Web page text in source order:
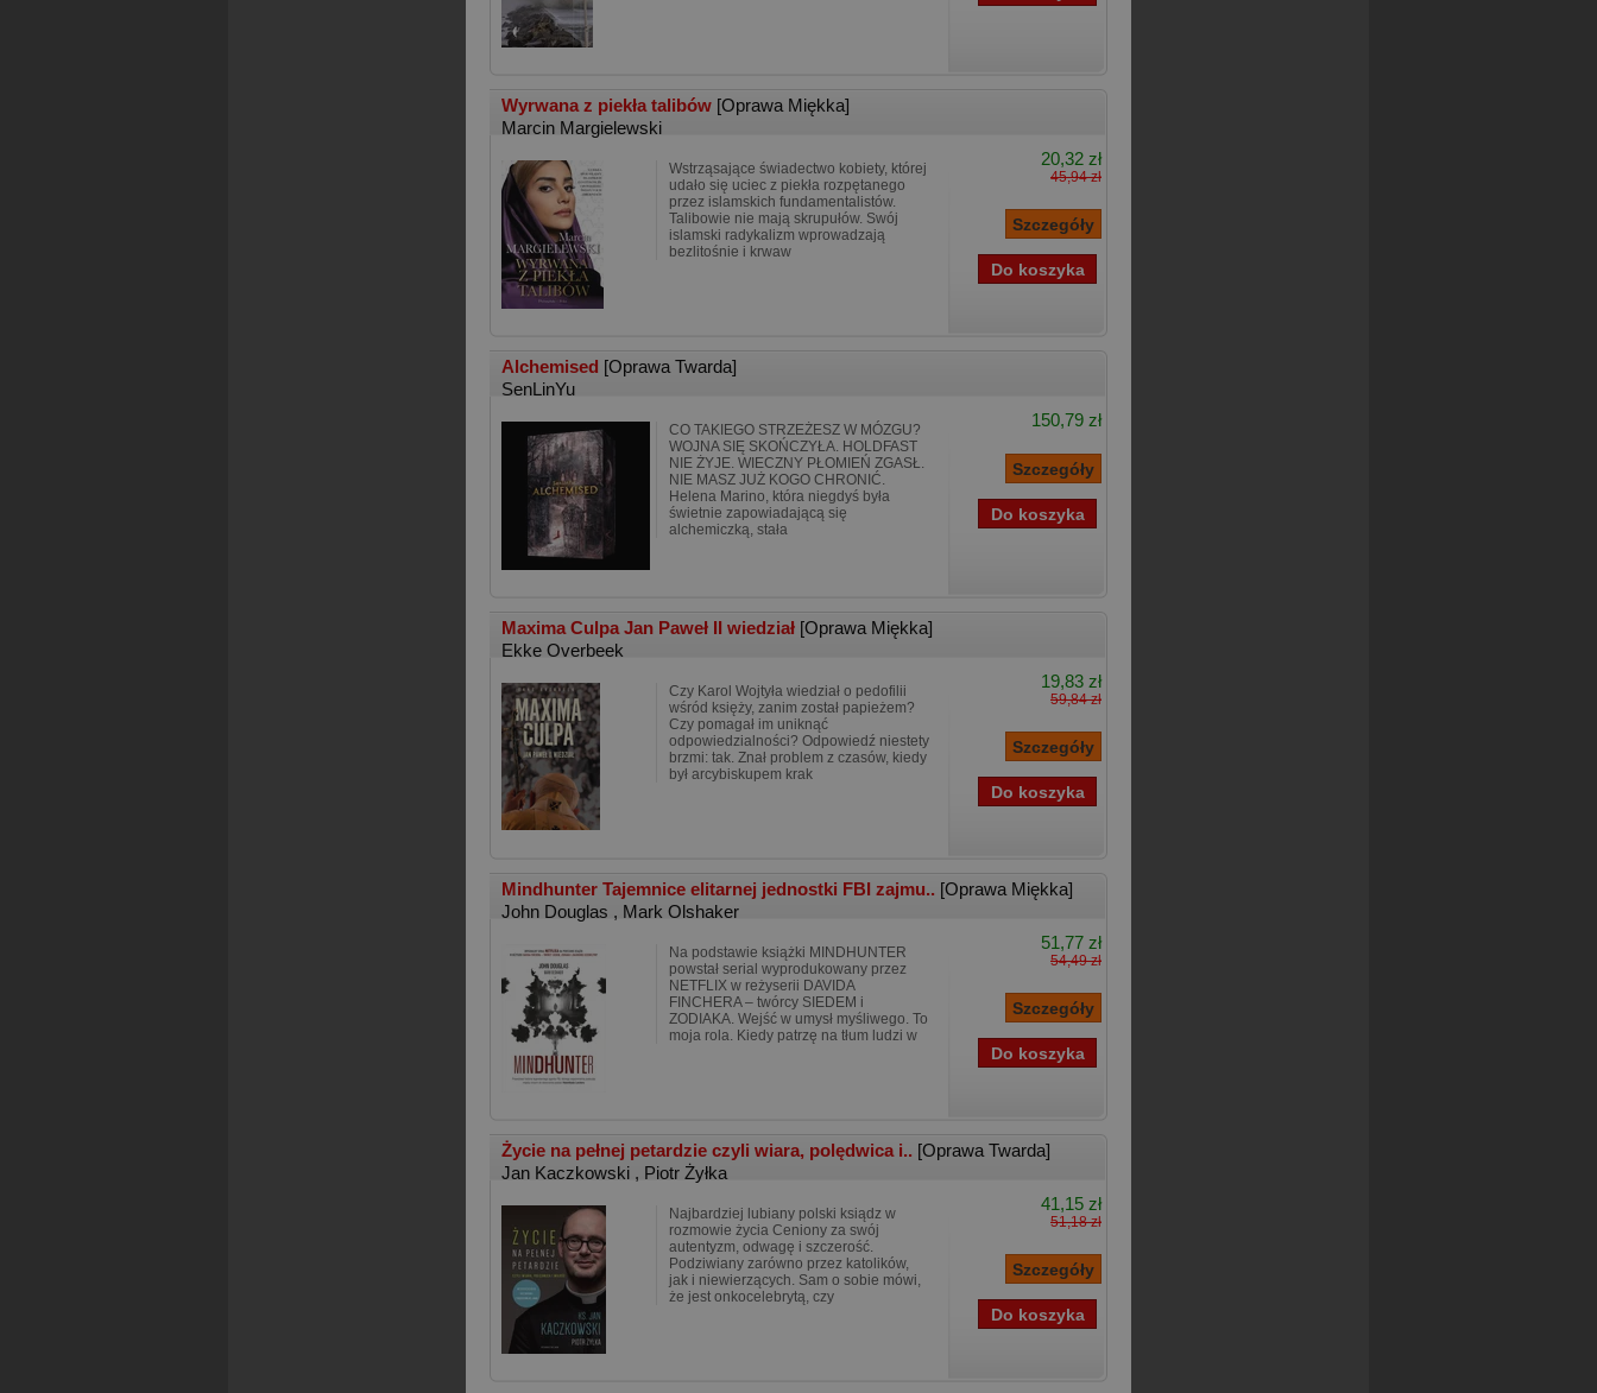
Wyrwana z piekła talibów [Oprawa Miękka]
Marcin Margielewski
Wstrząsające świadectwo kobiety, której
udało się uciec z piekła rozpętanego
przez islamskich fundamentalistów.
Talibowie nie mają skrupułów. Swój
islamski radykalizm wprowadzają
bezlitośnie i krwaw
20,32 zł
45,94 zł
Alchemised [Oprawa Twarda]
SenLinYu
CO TAKIEGO STRZEŻESZ W MÓZGU?
WOJNA SIĘ SKOŃCZYŁA. HOLDFAST
NIE ŻYJE. WIECZNY PŁOMIEŃ ZGASŁ.
NIE MASZ JUŻ KOGO CHRONIĆ.
Helena Marino, która niegdyś była
świetnie zapowiadającą się
alchemiczką, stała
150,79 zł
Maxima Culpa Jan Paweł II wiedział [Oprawa Miękka]
Ekke Overbeek
Czy Karol Wojtyła wiedział o pedofilii
wśród księży, zanim został papieżem?
Czy pomagał im uniknąć
odpowiedzialności? Odpowiedź niestety
brzmi: tak. Znał problem z czasów, kiedy
był arcybiskupem krak
19,83 zł
59,84 zł
Mindhunter Tajemnice elitarnej jednostki FBI zajmu.. [Oprawa Miękka]
John Douglas , Mark Olshaker
Na podstawie książki MINDHUNTER
powstał serial wyprodukowany przez
NETFLIX w reżyserii DAVIDA
FINCHERA – twórcy SIEDEM i
ZODIAKA. Wejść w umysł myśliwego. To
moja rola. Kiedy patrzę na tłum ludzi w
51,77 zł
54,49 zł
Życie na pełnej petardzie czyli wiara, polędwica i.. [Oprawa Twarda]
Jan Kaczkowski , Piotr Żyłka
Najbardziej lubiany polski ksiądz w
rozmowie życia Ceniony za swój
autentyzm, odwagę i szczerość.
Podziwiany zarówno przez katolików,
jak i niewierzących. Sam o sobie mówi,
że jest onkocelebrytą, czy
41,15 zł
51,18 zł